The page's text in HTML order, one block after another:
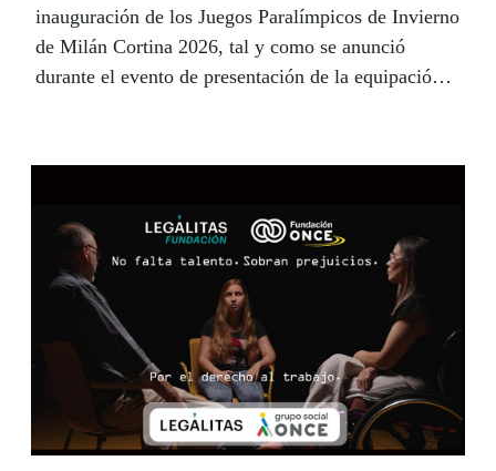
inauguración de los Juegos Paralímpicos de Invierno
de Milán Cortina 2026, tal y como se anunció
durante el evento de presentación de la equipación
como despedida de la delegación nacional antes de